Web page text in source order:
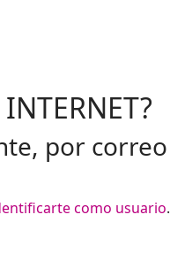
INTERNET?
por correo
como usuario.